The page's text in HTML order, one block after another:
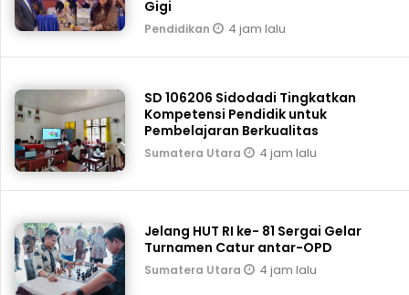
Gigi
Pendidikan 4 jam lalu
SD 106206 Sidodadi Tingkatkan
Kompetensi Pendidik untuk
Pembelajaran Berkualitas
Sumatera Utara 4 jam lalu
Jelang HUT RI ke- 81 Sergai Gelar
Turnamen Catur antar-OPD
Sumatera Utara 4 jam lalu